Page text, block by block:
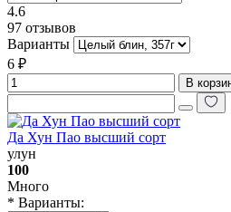
4.6
97 отзывов
Варианты
6 ₽
В
Да Хун Пао высший сорт
улун
100
Много
* Варианты: